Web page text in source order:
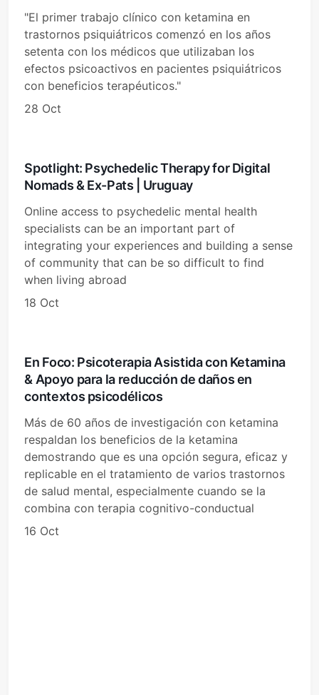
"El primer trabajo clínico con ketamina en
trastornos psiquiátricos comenzó en los años
setenta con los médicos que utilizaban los
efectos psicoactivos en pacientes psiquiátricos
con beneficios terapéuticos."
28 Oct
Spotlight: Psychedelic Therapy for Digital
Nomads & Ex-Pats | Uruguay
Online access to psychedelic mental health
specialists can be an important part of
integrating your experiences and building a sense
of community that can be so difficult to find
when living abroad
18 Oct
En Foco: Psicoterapia Asistida con Ketamina
& Apoyo para la reducción de daños en
contextos psicodélicos
Más de 60 años de investigación con ketamina
respaldan los beneficios de la ketamina
demostrando que es una opción segura, eficaz y
replicable en el tratamiento de varios trastornos
de salud mental, especialmente cuando se la
combina con terapia cognitivo-conductual
16 Oct